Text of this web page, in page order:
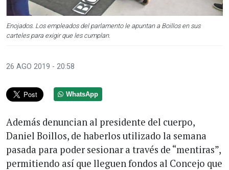
Enojados. Los empleados del parlamento le apuntan a Boillos en sus
carteles para exigir que les cumplan.
26 AGO 2019 - 20:58
WhatsApp
Además denuncian al presidente del cuerpo,
Daniel Boillos, de haberlos utilizado la semana
pasada para poder sesionar a través de “mentiras”,
permitiendo así que lleguen fondos al Concejo que